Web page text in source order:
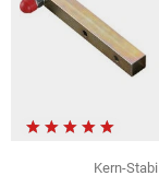
Kern-Stabi